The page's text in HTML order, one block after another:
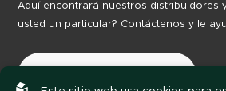
Aquí encontrará nuestros distribuidores
usted un particular? Contáctenos y le